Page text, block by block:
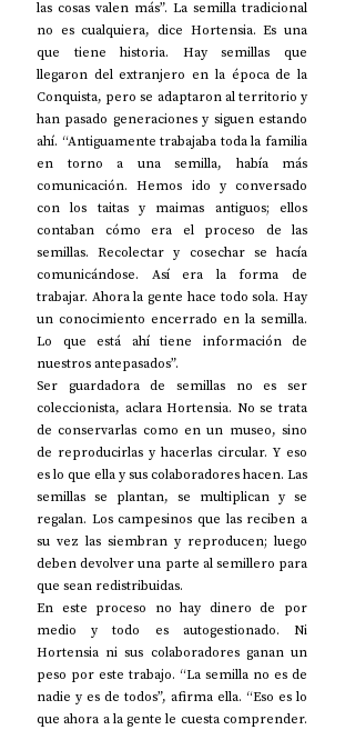
las cosas valen más”. La semilla tradicional
no es cualquiera, dice Hortensia. Es una
que tiene historia. Hay semillas que
llegaron del extranjero en la época de la
Conquista, pero se adaptaron al territorio y
han pasado generaciones y siguen estando
ahí. “Antiguamente trabajaba toda la familia
en torno a una semilla, había más
comunicación. Hemos ido y conversado
con los taitas y maimas antiguos; ellos
contaban cómo era el proceso de las
semillas. Recolectar y cosechar se hacía
comunicándose. Así era la forma de
trabajar. Ahora la gente hace todo sola. Hay
un conocimiento encerrado en la semilla.
Lo que está ahí tiene información de
nuestros antepasados”.
Ser guardadora de semillas no es ser
coleccionista, aclara Hortensia. No se trata
de conservarlas como en un museo, sino
de reproducirlas y hacerlas circular. Y eso
es lo que ella y sus colaboradores hacen. Las
semillas se plantan, se multiplican y se
regalan. Los campesinos que las reciben a
su vez las siembran y reproducen; luego
deben devolver una parte al semillero para
que sean redistribuidas.
En este proceso no hay dinero de por
medio y todo es autogestionado. Ni
Hortensia ni sus colaboradores ganan un
peso por este trabajo. “La semilla no es de
nadie y es de todos”, afirma ella. “Eso es lo
que ahora a la gente le cuesta comprender.